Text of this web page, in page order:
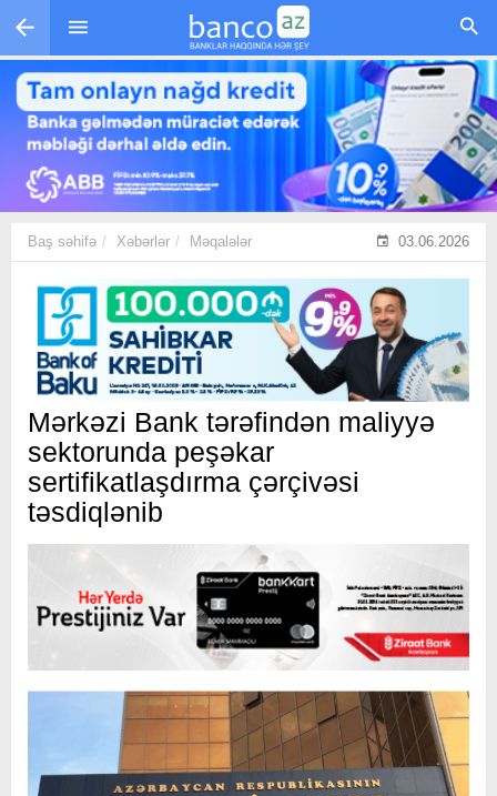
Skip to main content
Baş səhifə Xəbərlər Məqalələr 03.06.2026
Mərkəzi Bank tərəfindən maliyyə
sektorunda peşəkar
sertifikatlaşdırma çərçivəsi
təsdiqlənib